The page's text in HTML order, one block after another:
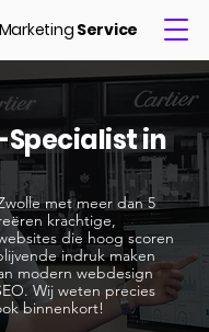
Marketing Service
in
met meer dan 5
krachtige,
die hoog scoren
indruk maken
modern webdesign
Wij weten precies
binnenkort!